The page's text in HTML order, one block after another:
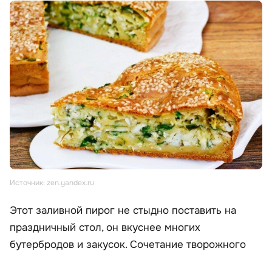
Источник: zen.yandex.ru
Этот заливной пирог не стыдно поставить на
праздничный стол, он вкуснее многих
бутербродов и закусок. Сочетание творожного